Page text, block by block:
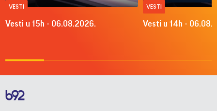
VESTI
Vesti u 15h - 06.08.2026.
VESTI
Vesti u 14h -